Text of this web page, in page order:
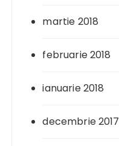
martie 2018
februarie 2018
ianuarie 2018
decembrie 2017